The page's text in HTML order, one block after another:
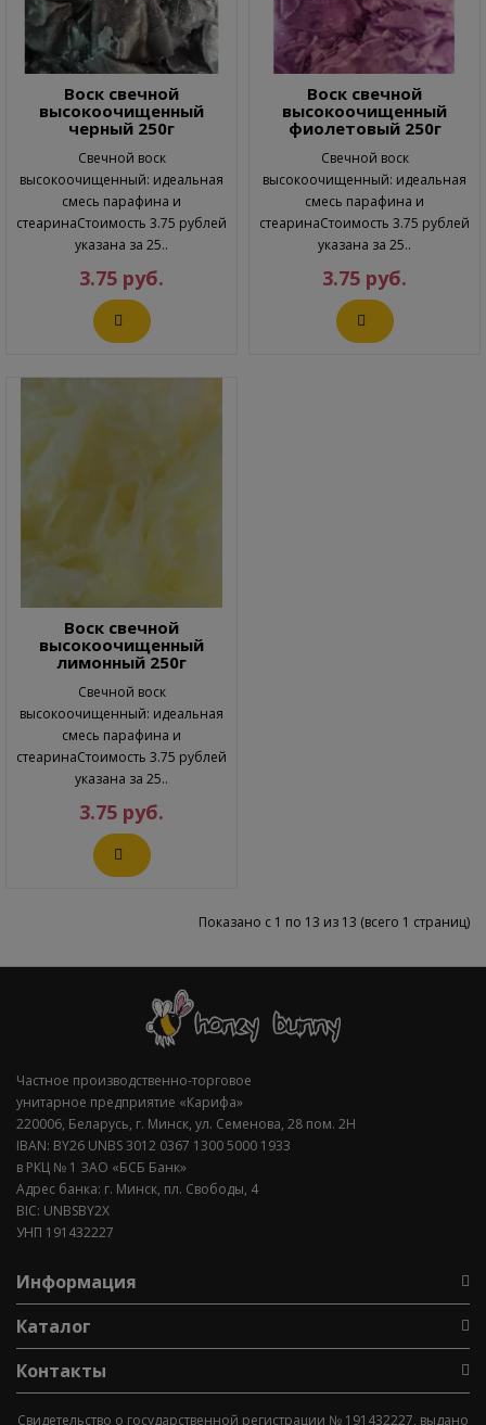
Воск свечной
высокоочищенный
черный 250г
Свечной воск
высокоочищенный: идеальная
смесь парафина и
стеаринаСтоимость 3.75 рублей
указана за 25..
3.75 руб.
Воск свечной
высокоочищенный
фиолетовый 250г
Свечной воск
высокоочищенный: идеальная
смесь парафина и
стеаринаСтоимость 3.75 рублей
указана за 25..
3.75 руб.
Воск свечной
высокоочищенный
лимонный 250г
Свечной воск
высокоочищенный: идеальная
смесь парафина и
стеаринаСтоимость 3.75 рублей
указана за 25..
3.75 руб.
Показано с 1 по 13 из 13 (всего 1 страниц)
Частное производственно-торговое
унитарное предприятие «Карифа»
220006, Беларусь, г. Минск, ул. Семенова, 28 пом. 2Н
IBAN: BY26 UNBS 3012 0367 1300 5000 1933
в РКЦ № 1 ЗАО «БСБ Банк»
Адрес банка: г. Минск, пл. Свободы, 4
BIC: UNBSBY2X
УНП 191432227
Информация
Каталог
Контакты
Свидетельство о государственной регистрации № 191432227, выдано